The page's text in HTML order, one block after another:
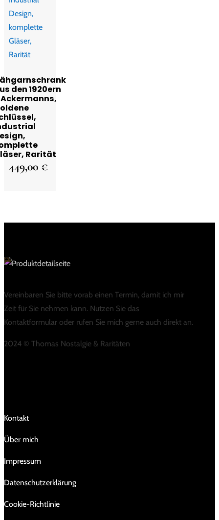
den 1920ern
Rarität
449,00 €
Vereinbaren Sie bitte vorab einen Termin, damit ich mir
Zeit für Sie nehmen kann. Nutzen Sie das
Kontaktformular oder rufen Sie mich gerne auch direkt an.
2024 © Thomas Nostalgie & Raritäten
Kontakt
Über mich
Impressum
Da­ten­schutz­er­klä­rung
Cookie-Richtlinie